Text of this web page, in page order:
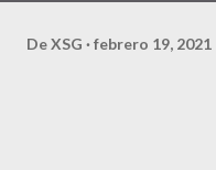
DeXSG febrero 19, 2021